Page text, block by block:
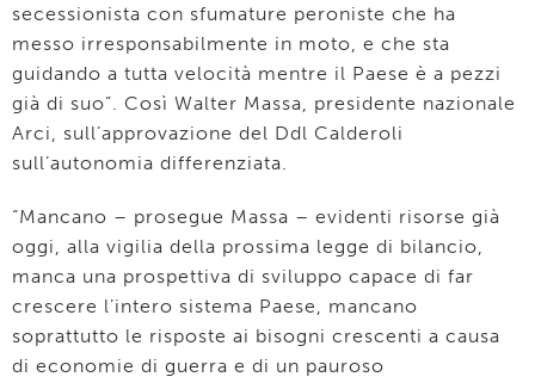
secessionista con sfumature peroniste che ha
messo irresponsabilmente in moto, e che sta
guidando a tutta velocità mentre il Paese è a pezzi
già di suo”. Così Walter Massa, presidente nazionale
Arci, sull’approvazione del Ddl Calderoli
sull’autonomia differenziata.
“Mancano – prosegue Massa – evidenti risorse già
oggi, alla vigilia della prossima legge di bilancio,
manca una prospettiva di sviluppo capace di far
crescere l’intero sistema Paese, mancano
soprattutto le risposte ai bisogni crescenti a causa
di economie di guerra e di un pauroso